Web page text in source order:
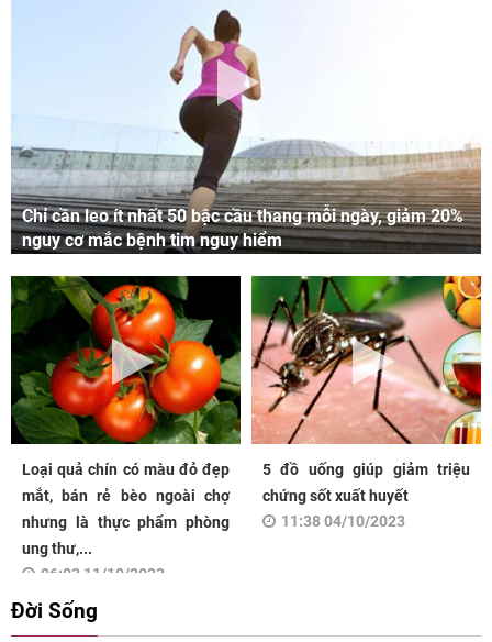
Chỉ cần leo ít nhất 50 bậc cầu thang mỗi ngày, giảm 20%
nguy cơ mắc bệnh tim nguy hiểm
Loại quả chín có màu đỏ đẹp
mắt, bán rẻ bèo ngoài chợ
nhưng là thực phẩm phòng
ung thư,...
06:03 11/10/2023
5 đồ uống giúp giảm triệu
chứng sốt xuất huyết
11:38 04/10/2023
Đời Sống